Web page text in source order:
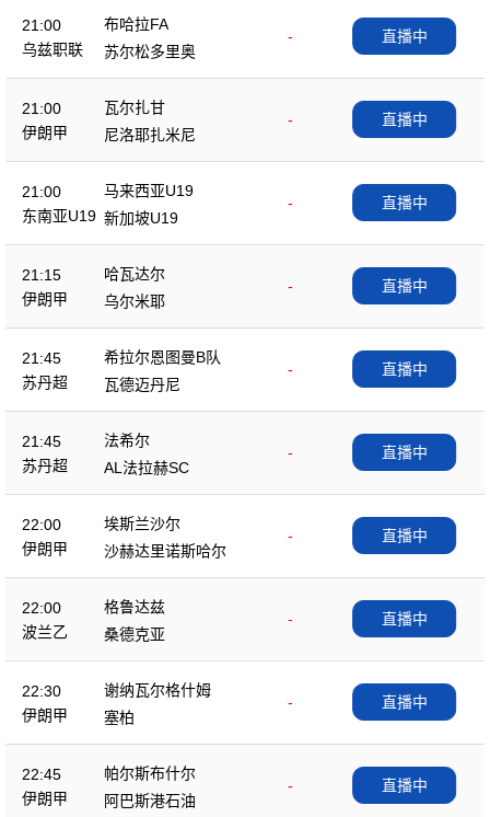
21:00
乌兹职联
布哈拉FA
-
苏尔松多里奥
直播中
21:00
伊朗甲
瓦尔扎甘
-
尼洛耶扎米尼
直播中
21:00
东南亚U19
马来西亚U19
-
新加坡U19
直播中
21:15
伊朗甲
哈瓦达尔
-
乌尔米耶
直播中
21:45
苏丹超
希拉尔恩图曼B队
-
瓦德迈丹尼
直播中
21:45
苏丹超
法希尔
-
AL法拉赫SC
直播中
22:00
伊朗甲
埃斯兰沙尔
-
沙赫达里诺斯哈尔
直播中
22:00
波兰乙
格鲁达兹
-
桑德克亚
直播中
22:30
伊朗甲
谢纳瓦尔格什姆
-
塞柏
直播中
22:45
伊朗甲
帕尔斯布什尔
-
阿巴斯港石油
直播中